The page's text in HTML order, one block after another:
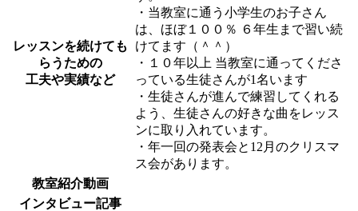
レッスンを続けても
らうための
工夫や実績など
・当教室に通う小学生のお子さん
は、ほぼ１００％ ６年生まで習い続
けてます（＾＾）
・１０年以上 当教室に通ってくださ
っている生徒さんが1名います
・生徒さんが進んで練習してくれる
よう、生徒さんの好きな曲をレッス
ンに取り入れています。
・年一回の発表会と12月のクリスマ
ス会があります。
教室紹介動画
インタビュー記事